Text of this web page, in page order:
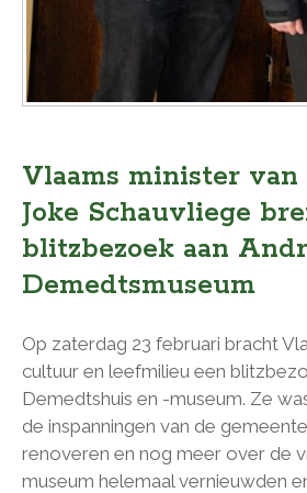
Vlaams minister
Joke Schauvliege
blitzbezoek aan
Demedtsmuseum
Op zaterdag 23 februari bracht
cultuur en leefmilieu een
Demedtshuis en -museum. Ze
de inspanningen van de
renoveren en nog meer over de
museum helemaal vernieuwden